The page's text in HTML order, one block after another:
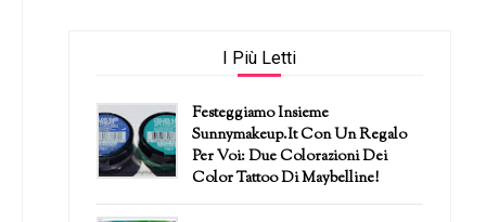
I Più Letti
Festeggiamo Insieme
Sunnymakeup.it Con Un Regalo
Per Voi: Due Colorazioni Dei
Color Tattoo Di Maybelline!